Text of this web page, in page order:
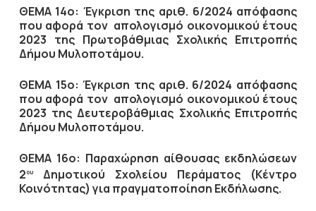
ΘΕΜΑ 14ο: Έγκριση της αριθ. 6/2024 απόφασης
που αφορά τον απολογισμό οικονομικού έτους
2023 της Πρωτοβάθμιας Σχολικής Επιτροπής
Δήμου Μυλοποτάμου.
ΘΕΜΑ 15ο: Έγκριση της αριθ. 6/2024 απόφασης
που αφορά τον απολογισμό οικονομικού έτους
2023 της Δευτεροβάθμιας Σχολικής Επιτροπής
Δήμου Μυλοποτάμου.
ΘΕΜΑ 16ο: Παραχώρηση αίθουσας εκδηλώσεων
2ουΔημοτικού Σχολείου Περάματος (Κέντρο
Κοινότητας) για πραγματοποίηση Εκδήλωσης.